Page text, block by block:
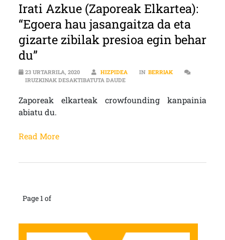
Irati Azkue (Zaporeak Elkartea):
“Egoera hau jasangaitza da eta
gizarte zibilak presioa egin behar
du”
23 URTARRILA, 2020 HIZPIDEA IN BERRIAK
IRUZKINAK DESAKTIBATUTA DAUDEIRATI AZKUE (ZAPOREAK
Zaporeak elkarteak crowfounding kanpainia
abiatu du.
Read More
Page 1 of